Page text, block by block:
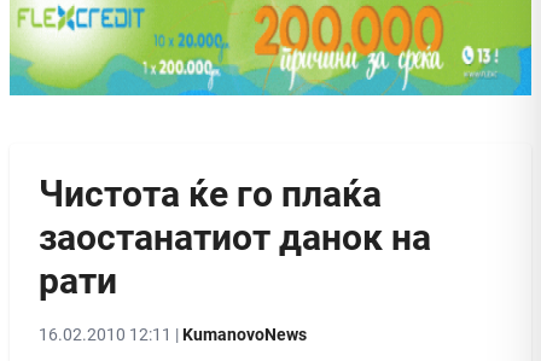
Чистота ќе го плаќа
заостанатиот данок на
рати
16.02.2010 12:11 |KumanovoNews